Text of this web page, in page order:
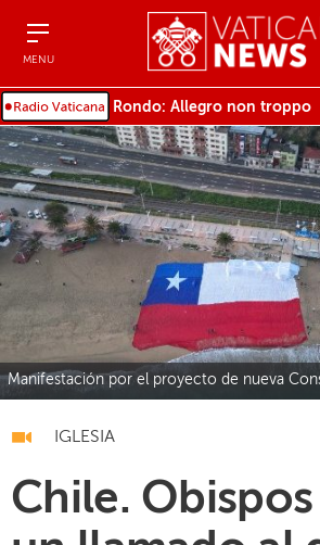
MENU
Rondo: Allegro non troppo
Manifestación por el proyecto de nueva
IGLESIA
Chile.